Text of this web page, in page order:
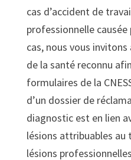
cas d’accident de
professionnelle
cas, nous vous
de la santé reconnu
formulaires de la
d’un dossier de
diagnostic est en lien
lésions attribuables
lésions